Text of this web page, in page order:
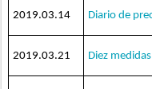
2019.03.14 Diario de
2019.03.21 Diez